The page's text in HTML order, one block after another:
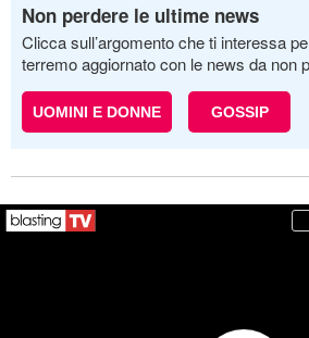
Non perdere le ultime news
Clicca sull’argomento che ti interessa
terremo aggiornato con le news da non
UOMINI E DONNE GOSSIP